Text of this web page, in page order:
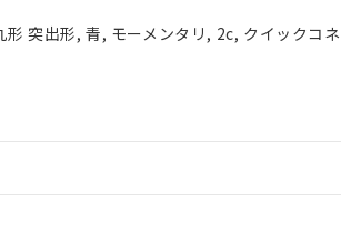
突出形, 青, モーメンタリ, 2c, クイックコ